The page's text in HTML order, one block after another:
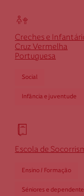
Rua do Alto da
4820-390 Fafe
253 597 306
Cruz
Largo Duque D'
Horta - Faial
Creches e
Cruz Vermelha
Portuguesa
Social
Infância e juventude
Escola de
Ensino / Formação
Séniores e